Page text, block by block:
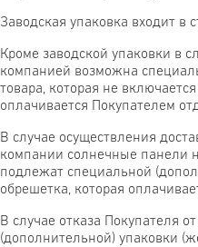
Заводская упаковка входит в
Кроме заводской упаковки в
компанией возможна
товара, которая не
оплачивается Покупателем
В случае осуществления
компании солнечные панели
подлежат специальной
обрешетка, которая
В случае отказа Покупателя
(дополнительной) упаковки